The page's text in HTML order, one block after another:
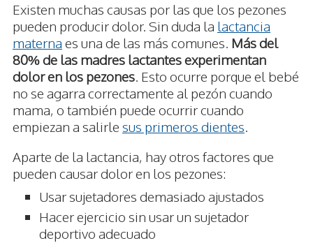
Existen muchas causas por las que los pezones
pueden producir dolor. Sin duda la lactancia
materna es una de las más comunes. Más del
80% de las madres lactantes experimentan
dolor en los pezones. Esto ocurre porque el bebé
no se agarra correctamente al pezón cuando
mama, o también puede ocurrir cuando
empiezan a salirle sus primeros dientes.
Aparte de la lactancia, hay otros factores que
pueden causar dolor en los pezones:
Usar sujetadores demasiado ajustados
Hacer ejercicio sin usar un sujetador
deportivo adecuado